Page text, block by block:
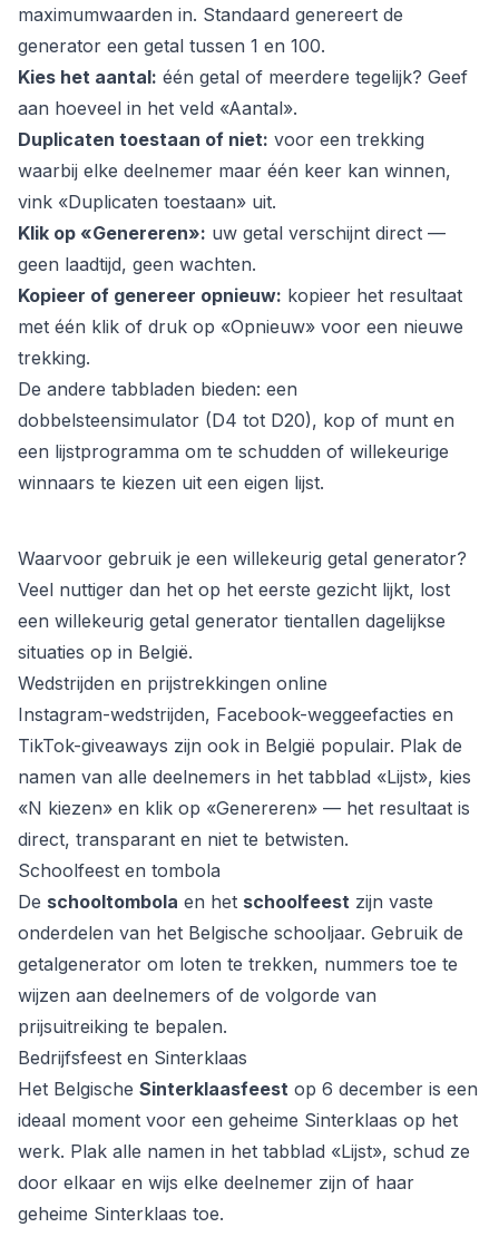
maximumwaarden in. Standaard genereert de
generator een getal tussen 1 en 100.
Kies het aantal: één getal of meerdere tegelijk? Geef
aan hoeveel in het veld «Aantal».
Duplicaten toestaan of niet: voor een trekking
waarbij elke deelnemer maar één keer kan winnen,
vink «Duplicaten toestaan» uit.
Klik op «Genereren»: uw getal verschijnt direct —
geen laadtijd, geen wachten.
Kopieer of genereer opnieuw: kopieer het resultaat
met één klik of druk op «Opnieuw» voor een nieuwe
trekking.
De andere tabbladen bieden: een
dobbelsteensimulator (D4 tot D20), kop of munt en
een lijstprogramma om te schudden of willekeurige
winnaars te kiezen uit een eigen lijst.
Waarvoor gebruik je een willekeurig getal generator?
Veel nuttiger dan het op het eerste gezicht lijkt, lost
een willekeurig getal generator tientallen dagelijkse
situaties op in België.
Wedstrijden en prijstrekkingen online
Instagram-wedstrijden, Facebook-weggeefacties en
TikTok-giveaways zijn ook in België populair. Plak de
namen van alle deelnemers in het tabblad «Lijst», kies
«N kiezen» en klik op «Genereren» — het resultaat is
direct, transparant en niet te betwisten.
Schoolfeest en tombola
De schooltombola en het schoolfeest zijn vaste
onderdelen van het Belgische schooljaar. Gebruik de
getalgenerator om loten te trekken, nummers toe te
wijzen aan deelnemers of de volgorde van
prijsuitreiking te bepalen.
Bedrijfsfeest en Sinterklaas
Het Belgische Sinterklaasfeest op 6 december is een
ideaal moment voor een geheime Sinterklaas op het
werk. Plak alle namen in het tabblad «Lijst», schud ze
door elkaar en wijs elke deelnemer zijn of haar
geheime Sinterklaas toe.